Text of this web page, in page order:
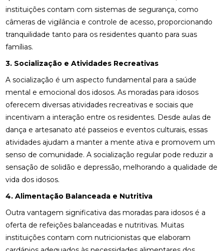
instituições contam com sistemas de segurança, como
câmeras de vigilância e controle de acesso, proporcionando
tranquilidade tanto para os residentes quanto para suas
famílias.
3. Socialização e Atividades Recreativas
A socialização é um aspecto fundamental para a saúde
mental e emocional dos idosos. As moradas para idosos
oferecem diversas atividades recreativas e sociais que
incentivam a interação entre os residentes. Desde aulas de
dança e artesanato até passeios e eventos culturais, essas
atividades ajudam a manter a mente ativa e promovem um
senso de comunidade. A socialização regular pode reduzir a
sensação de solidão e depressão, melhorando a qualidade de
vida dos idosos.
4. Alimentação Balanceada e Nutritiva
Outra vantagem significativa das moradas para idosos é a
oferta de refeições balanceadas e nutritivas. Muitas
instituições contam com nutricionistas que elaboram